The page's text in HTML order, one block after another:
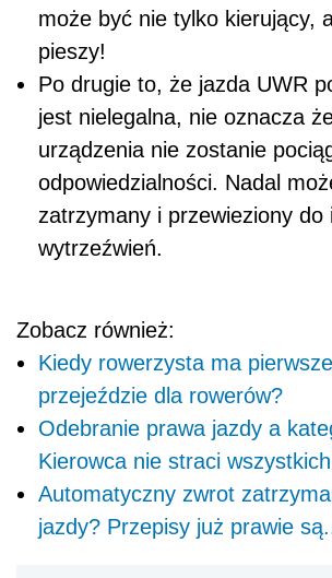
może być nie tylko kierujący,
pieszy!
Po drugie to, że jazda UWR
jest nielegalna, nie oznacza
urządzenia nie zostanie
odpowiedzialności. Nadal
zatrzymany i przewieziony do
wytrzeźwień.
Zobacz również:
Kiedy rowerzysta ma
przejeździe dla rowerów?
Odebranie prawa jazdy a
Kierowca nie straci
Automatyczny zwrot
jazdy? Przepisy już prawie